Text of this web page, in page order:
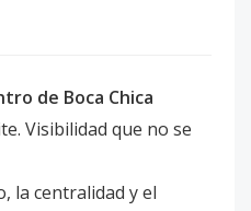
de Boca Chica
Visibilidad que no se
la centralidad y el